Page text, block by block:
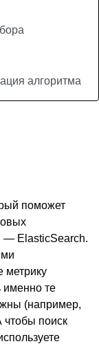
алгоритма
поможет
— ElasticSearch.
метрику
именно те
(например,
чтобы поиск